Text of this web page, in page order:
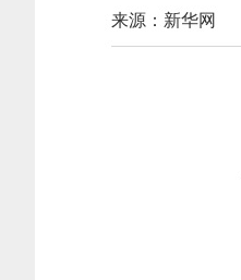
来源：新华网